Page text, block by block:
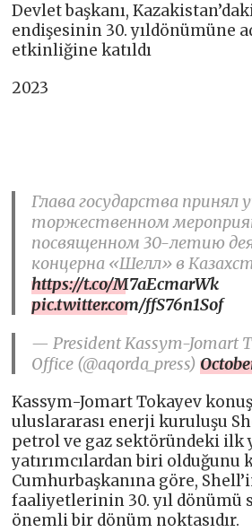
Devlet başkanı,
endişesinin 30. yıldönümüne
etkinliğine katıldı
2023
Глава государства принял
торжественном
посвященном 30-летию
концерна «Шелл» в
https://t.co/M7aEcmarWk
pic.twitter.com/ffS76n1Sof
— President Kassym-Jomart
Office (@aqorda_press)
Kassym-Jomart Tokayev
uluslararası enerji kuruluşu
petrol ve gaz sektöründeki ilk
yatırımcılardan biri olduğunu
Cumhurbaşkanına göre,
faaliyetlerinin 30. yıl dönümü
önemli bir dönüm noktasıdır.